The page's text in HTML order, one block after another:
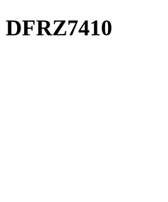
DFRZ7410